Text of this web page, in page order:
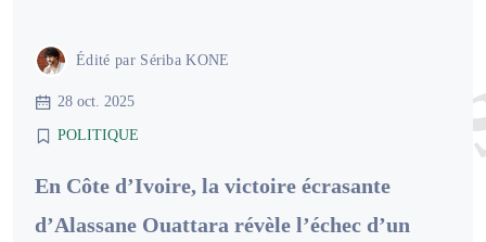
Édité par Sériba KONE
28 oct. 2025
POLITIQUE
En Côte d’Ivoire, la victoire écrasante
d’Alassane Ouattara révèle l’échec d’un